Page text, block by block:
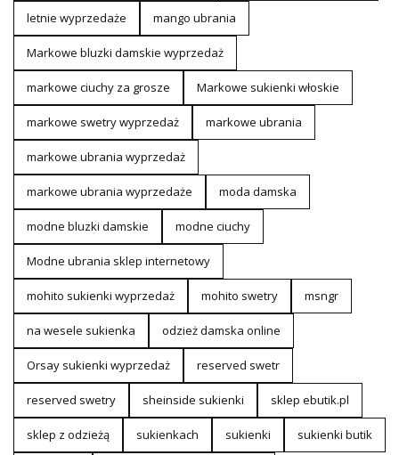
letnie wyprzedaże mango ubrania
Markowe bluzki damskie wyprzedaż
markowe ciuchy za grosze Markowe sukienki włoskie
markowe swetry wyprzedaż markowe ubrania
markowe ubrania wyprzedaż
markowe ubrania wyprzedaże moda damska
modne bluzki damskie modne ciuchy
Modne ubrania sklep internetowy
mohito sukienki wyprzedaż mohito swetry msngr
na wesele sukienka odzież damska online
Orsay sukienki wyprzedaż reserved swetr
reserved swetry sheinside sukienki sklep ebutik.pl
sklep z odzieżą sukienkach sukienki sukienki butik